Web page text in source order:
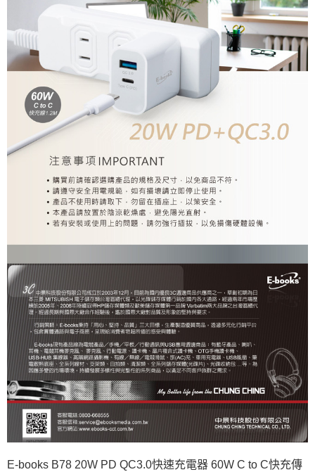
E-books B78 20W PD QC3.0快速充電器 60W C to C快充傳